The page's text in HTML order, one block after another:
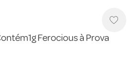
Ferocious à Prova